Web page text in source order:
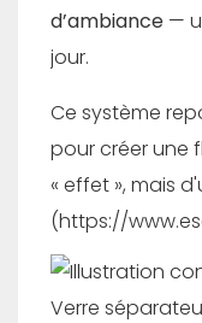
d’ambiance—
jour.
Ce système
pour créer une
« effet », mais
(https://
Verre